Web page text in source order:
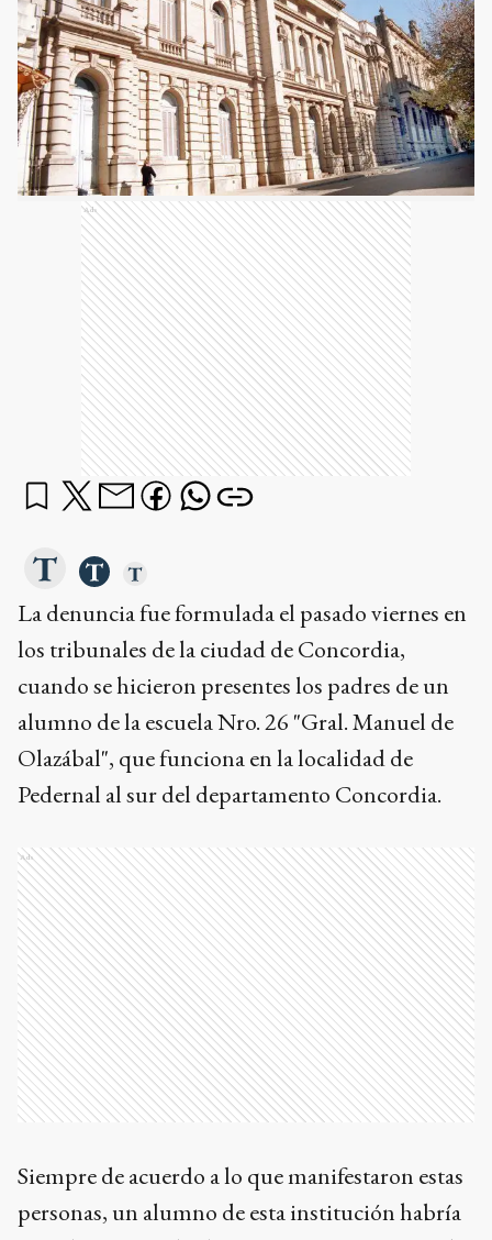
Ads
La denuncia fue formulada el pasado viernes en
los tribunales de la ciudad de Concordia,
cuando se hicieron presentes los padres de un
alumno de la escuela Nro. 26 "Gral. Manuel de
Olazábal", que funciona en la localidad de
Pedernal al sur del departamento Concordia.
Ads
Siempre de acuerdo a lo que manifestaron estas
personas, un alumno de esta institución habría